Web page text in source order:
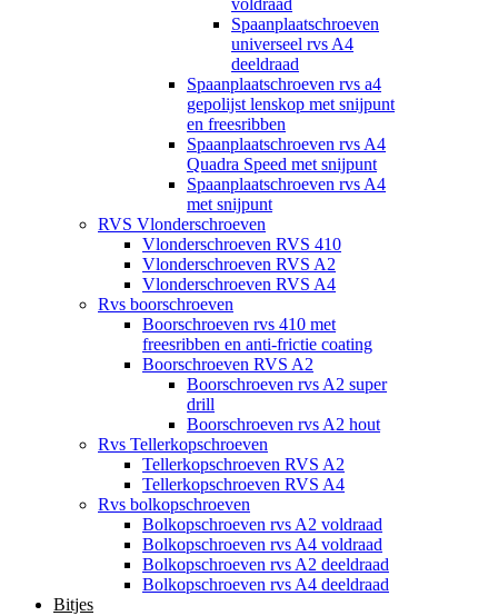
voldraad
Spaanplaatschroeven
universeel rvs A4
deeldraad
Spaanplaatschroeven rvs a4
gepolijst lenskop met snijpunt
en freesribben
Spaanplaatschroeven rvs A4
Quadra Speed met snijpunt
Spaanplaatschroeven rvs A4
met snijpunt
RVS Vlonderschroeven
Vlonderschroeven RVS 410
Vlonderschroeven RVS A2
Vlonderschroeven RVS A4
Rvs boorschroeven
Boorschroeven rvs 410 met
freesribben en anti-frictie coating
Boorschroeven RVS A2
Boorschroeven rvs A2 super
drill
Boorschroeven rvs A2 hout
Rvs Tellerkopschroeven
Tellerkopschroeven RVS A2
Tellerkopschroeven RVS A4
Rvs bolkopschroeven
Bolkopschroeven rvs A2 voldraad
Bolkopschroeven rvs A4 voldraad
Bolkopschroeven rvs A2 deeldraad
Bolkopschroeven rvs A4 deeldraad
Bitjes